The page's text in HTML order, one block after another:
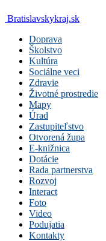
Bratislavskykraj.sk
Doprava
Školstvo
Kultúra
Sociálne veci
Zdravie
Životné prostredie
Mapy
Úrad
Zastupiteľstvo
Otvorená župa
E-knižnica
Dotácie
Rada partnerstva
Rozvoj
Interact
Foto
Video
Podujatia
Kontakty